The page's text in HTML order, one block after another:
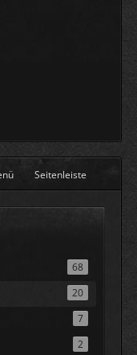
Seitenleiste
68
20
7
2